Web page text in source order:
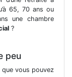
65, 70 ans ou
une chambre
?
peu
vous pouvez